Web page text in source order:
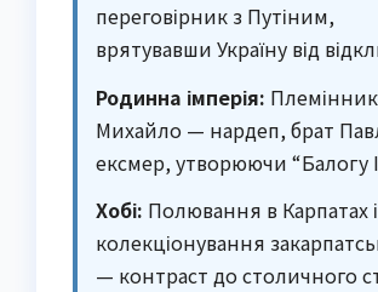
переговірник з Путіним,
врятувавши Україну від
Родинна імперія: Племінник
Михайло — нардеп, брат
ексмер, утворюючи “Балогу
Хобі: Полювання в Карпатах і
колекціонування
— контраст до столичного